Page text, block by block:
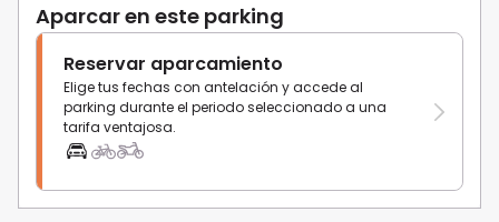
Aparcar en este parking
Reservar aparcamiento
Elige tus fechas con antelación y accede al
parking durante el periodo seleccionado a una
tarifa ventajosa.